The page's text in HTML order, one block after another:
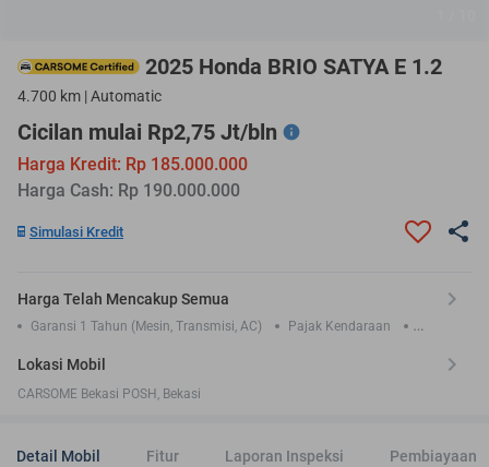
2025 Honda BRIO SATYA E 1.2
4.700 km | Automatic
Cicilan mulai Rp2,75 Jt/bln
Harga Kredit: Rp 185.000.000
Harga Cash: Rp 190.000.000
Simulasi Kredit
Harga Telah Mencakup Semua
Garansi 1 Tahun (Mesin, Transmisi, AC)
Pajak Kendaraan
Lokasi Mobil
CARSOME Bekasi POSH, Bekasi
Detail Mobil Fitur Laporan Inspeksi Pembiayaan